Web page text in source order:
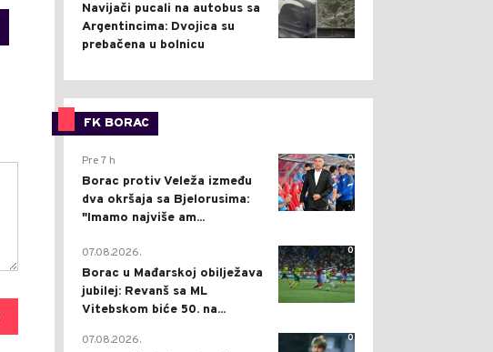
Navijači pucali na autobus sa
Argentincima: Dvojica su
prebačena u bolnicu
FK BORAC
0
Pre 7 h
Borac protiv Veleža između
dva okršaja sa Bjelorusima:
"Imamo najviše am...
0
07.08.2026.
Borac u Mađarskoj obilježava
jubilej: Revanš sa ML
Vitebskom biće 50. na...
0
07.08.2026.